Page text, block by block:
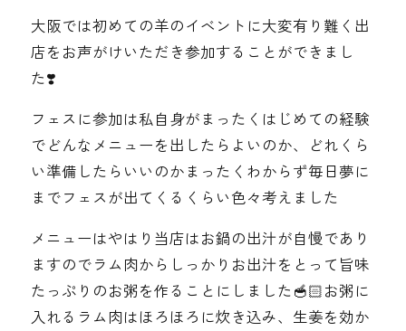
大阪では初めての羊のイベントに大変有り難く出
店をお声がけいただき参加することができまし
た❣️
フェスに参加は私自身がまったくはじめての経験
でどんなメニューを出したらよいのか、どれくら
い準備したらいいのかまったくわからず毎日夢に
までフェスが出てくるくらい色々考えました
メニューはやはり当店はお鍋の出汁が自慢であり
ますのでラム肉からしっかりお出汁をとって旨味
たっぷりのお粥を作ることにしました🥣🏻‍お粥に
入れるラム肉はほろほろに炊き込み、生姜を効か